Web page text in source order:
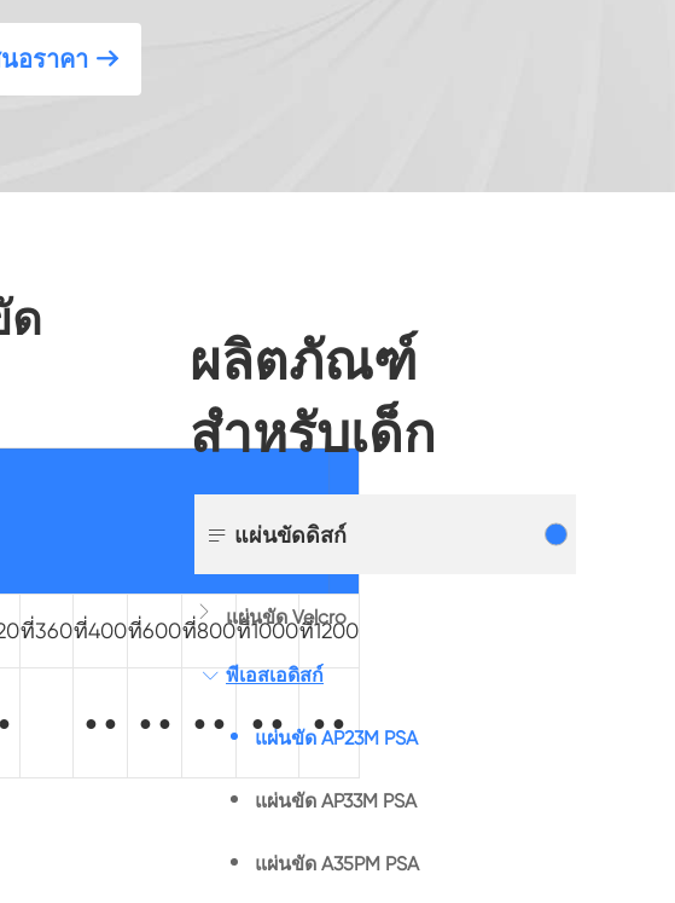
อราคา 
ด
ที่360ที่400ที่600ที่800ที่1000ที่1200
● ● ● ● ● ● ● ● ● ●
ผลิตภัณฑ์
สำหรับเด็ก
 แผ่นขัดดิสก์
 แผ่นขัด Velcro
 พีเอสเอดิสก์
แผ่นขัด AP23M PSA
แผ่นขัด AP33M PSA
แผ่นขัด A35PM PSA